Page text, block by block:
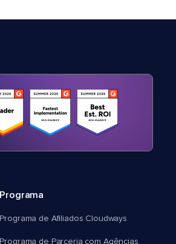
Programa
Programa de Afiliados Cloudways
Programa de Parceria com Agências